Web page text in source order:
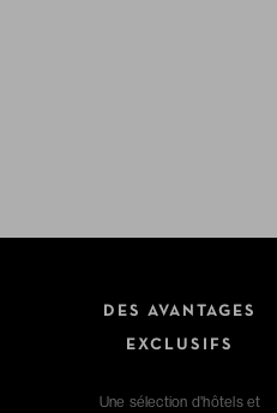
DES AVANTAGES
EXCLUSIFS
Une sélection d'hôtels et